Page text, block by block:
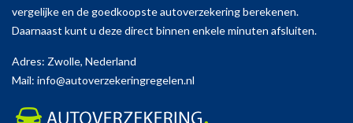
vergelijke en de goedkoopste autoverzekering berekenen.
Daarnaast kunt u deze direct binnen enkele minuten afsluiten.
Adres: Zwolle, Nederland
Mail: info@autoverzekeringregelen.nl